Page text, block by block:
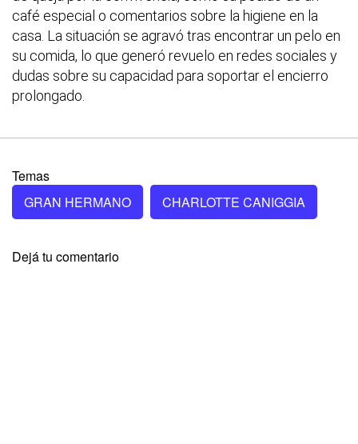
café especial o comentarios sobre la higiene en la
casa. La situación se agravó tras encontrar un pelo en
su comida, lo que generó revuelo en redes sociales y
dudas sobre su capacidad para soportar el encierro
prolongado.
Temas
GRAN HERMANO
CHARLOTTE CANIGGIA
Dejá tu comentario